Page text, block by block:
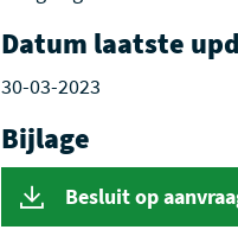
Datum laatste
30-03-2023
Bijlage
Besluit op